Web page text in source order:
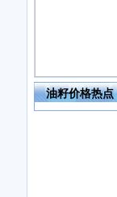
油籽价格热点